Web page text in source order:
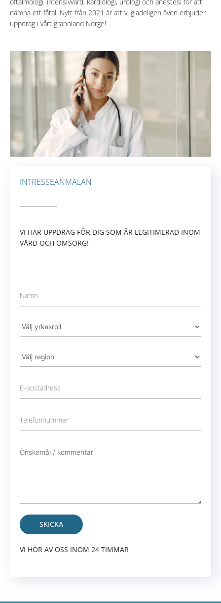
nämna ett fåtal. Nytt från 2021 är att vi gladeligen även erbjuder
uppdrag i vårt grannland Norge!
INTRESSEANMÄLAN
VI HAR UPPDRAG FÖR DIG SOM ÄR LEGITIMERAD INOM
VÅRD OCH OMSORG!
VI HÖR AV OSS INOM 24 TIMMAR